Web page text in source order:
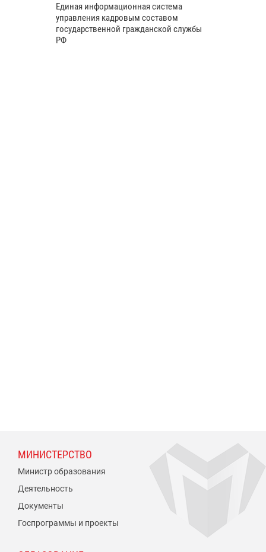
Единая информационная система
управления кадровым составом
государственной гражданской службы
РФ
МИНИСТЕРСТВО
Министр образования
Деятельность
Документы
Госпрограммы и проекты